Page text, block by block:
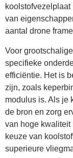
van
aantal drone
Voor
specifieke
efficiëntie. Het is
zijn, zoals
modulus is. Als je
de bron en zorg
van hoge
keuze van
superieure